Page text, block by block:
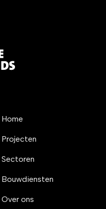
Home
Projecten
Sectoren
Bouwdiensten
Over ons